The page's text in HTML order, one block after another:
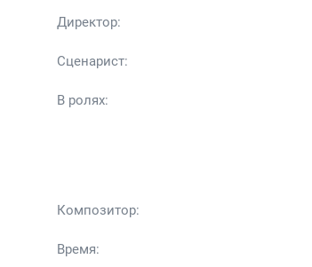
Директор:
Сценарист:
В ролях:
Композитор:
Время: